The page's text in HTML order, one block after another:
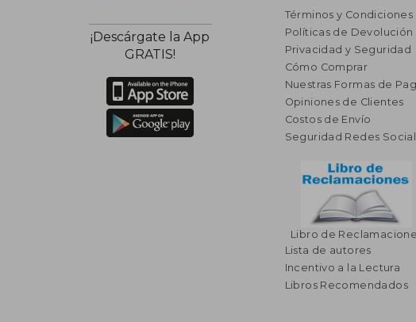
¡Descárgate la App
GRATIS!
Términos y Condiciones
Políticas de Devolución
Privacidad y Seguridad
Cómo Comprar
Nuestras Formas de
Opiniones de Clientes
Costos de Envío
Seguridad Redes
Libro de
Lista de autores
Incentivo a la Lectura
Libros Recomendados